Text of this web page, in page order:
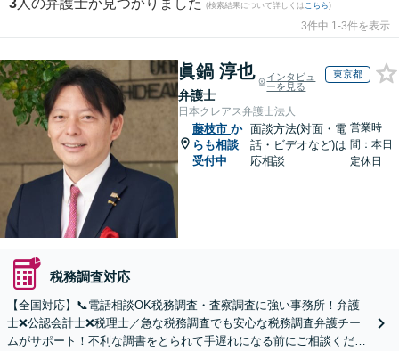
3 人の弁護士が見つかりました (検索結果について詳しくは こちら)
3件中 1-3件を表示
眞鍋 淳也
弁護士
インタビュ
ーを見る
東京都
日本クレアス弁護士法人
藤枝市 か
らも相談
受付中
面談方法(対面・電
話・ビデオなど)は
応相談
営業時
間：本日
定休日
税務調査対応
【全国対応】📞電話相談OK税務調査・査察調査に強い事務所！弁護
士❌公認会計士❌税理士／急な税務調査でも安心な税務調査弁護チー
ムがサポート！不利な調書をとられて手遅れになる前にご相談くださ